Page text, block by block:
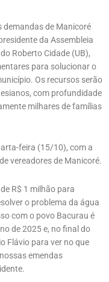
demandas de Manicoré
da Assembleia
Roberto Cidade (UB),
para solucionar o
Os recursos serão
com profundidade
milhares de famílias
feira (15/10), com a
vereadores de Manicoré.
R$ 1 milhão para
o problema da água
com o povo Bacurau é
de 2025 e, no final do
Flávio para ver no que
emendas